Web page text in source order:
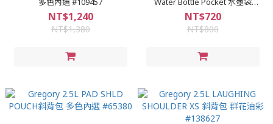
NT$1,240
NT$1,380
#61253
NT$720
NT$800